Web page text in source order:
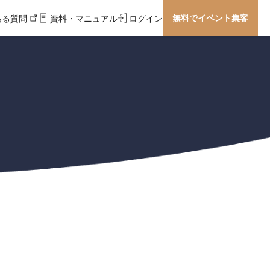
質問 資料・マニュアル ログイン 無料でイベント集客